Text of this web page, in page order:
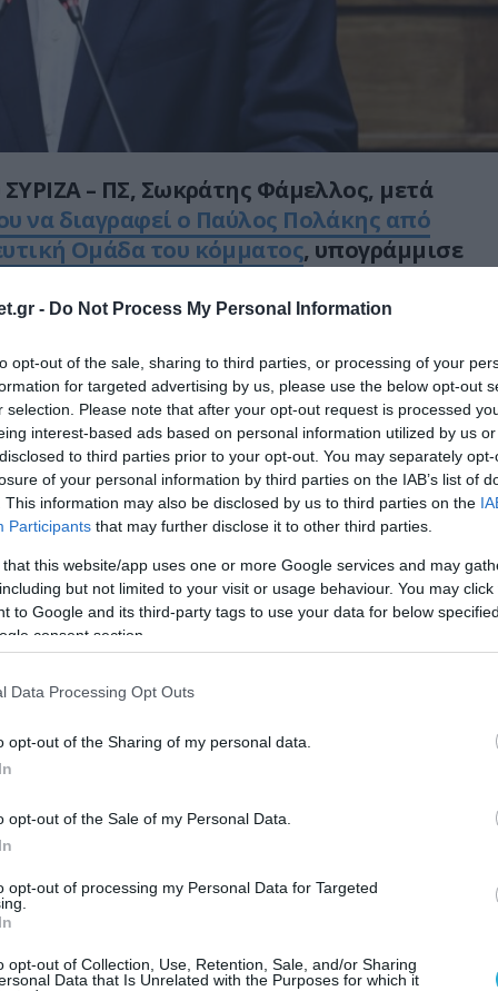
- Do Not Process My Personal Information
opt-out of the sale, sharing to third parties, or processing of your
for targeted advertising by us, please use the below opt-out
selection. Please note that after your opt-out request is processed
interest-based ads based on personal information utilized by us
to third parties prior to your opt-out. You may separately
of your personal information by third parties on the IAB’s list of
This information may also be disclosed by us to third parties on the
Participants that may further disclose it to other third parties.
that this website/app uses one or more Google services and may
but not limited to your visit or usage behaviour. You may
to Google and its third-party tags to use your data for below
consent section.
Data Processing Opt Outs
opt-out of the Sharing of my personal data.
opt-out of the Sale of my Personal Data.
opt-out of processing my Personal Data for Targeted
opt-out of Collection, Use, Retention, Sale, and/or Sharing
Data that Is Unrelated with the Purposes for which it
– ΠΣ, Σωκράτης Φάμελλος, μετά
να διαγραφεί ο Παύλος Πολάκης από
Ομάδα του κόμματος, υπογράμμισε
για τη διαγραφή Π.Πολάκη
επιθετική ανάρτηση του Παύλου Πολάκη
ανεκτή.
ότι έχω κρυφή ατζέντα και υπηρετώ
που δεν έχουν ληφθεί στα συλλογικά
ανυπόστατο και απαράδεκτο.
κάνει λόγο για «αφωνία» και «έλλειψη
εβδομάδα που εγώ και οι σύντροφοί μου
στους εργαζόμενους στο Λαϊκό νοσοκομείο,
την Πανελλήνια Συνδικαλιστική Ομοσπονδία
πραγματοποίησα δύο ομιλίες στη
με την ΠΟΕ-ΟΤΑ στηρίζοντας τους
με δήλωσή μου ξεκαθάρισα ότι ο ΣΥΡΙΖΑ-
συμβάλλει σε μία ενωτική προοδευτική
επείγει για να φύγει το συντομότερο αυτή η